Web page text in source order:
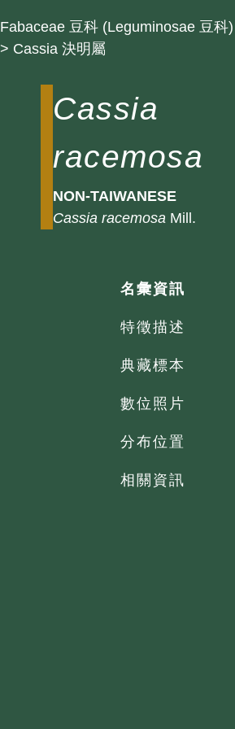
Fabaceae 豆科 (Leguminosae 豆科)
> Cassia 決明屬
Cassia
racemosa
NON-TAIWANESE
Cassia racemosa Mill.
名彙資訊
特徵描述
典藏標本
數位照片
分布位置
相關資訊